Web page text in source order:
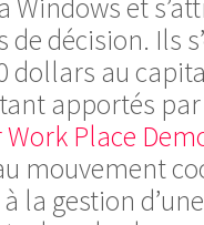
Windows et
décision. Ils
dollars au
apportés
Place
mouvement
la gestion